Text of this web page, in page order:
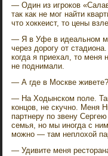
— Один из игроков
так как не мог найти
что хоккеист, то цены
— Я в Уфе в идеальном
через дорогу от
когда я приехал, то меня
не поднимали.
— А где в Москве живете?
— На Ходынском поле.
концов, не скучно. Меня
партнеру по звену
семья, но мы иногда с
можно — там неплохой
— Удивите меня